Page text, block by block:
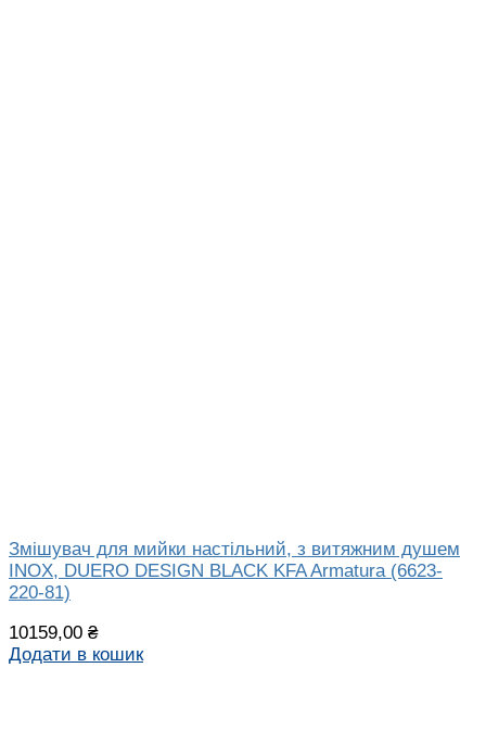
Змішувач для мийки настільний, з витяжним душем
INOX, DUERO DESIGN BLACK KFA Armatura (6623-
220-81)
10159,00 ₴
Додати в кошик